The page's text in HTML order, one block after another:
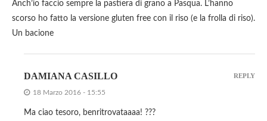
Anch’io faccio sempre la pastiera di grano a Pasqua. L’hanno
scorso ho fatto la versione gluten free con il riso (e la frolla di riso).
Un bacione
DAMIANA CASILLO
18 Marzo 2016 - 15:55
Ma ciao tesoro, benritrovataaaa! ???
REPLY